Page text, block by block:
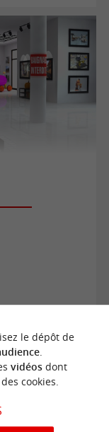
le dépôt de
.
vidéosdont
cookies.